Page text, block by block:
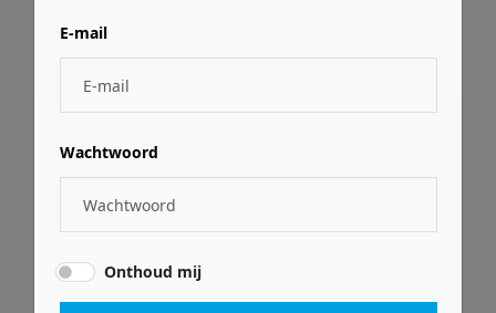
E-mail
Wachtwoord
Onthoud mij